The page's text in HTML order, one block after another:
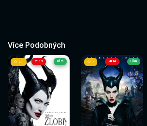
Více Podobných
2019
7.3 Film 2014
7 Film